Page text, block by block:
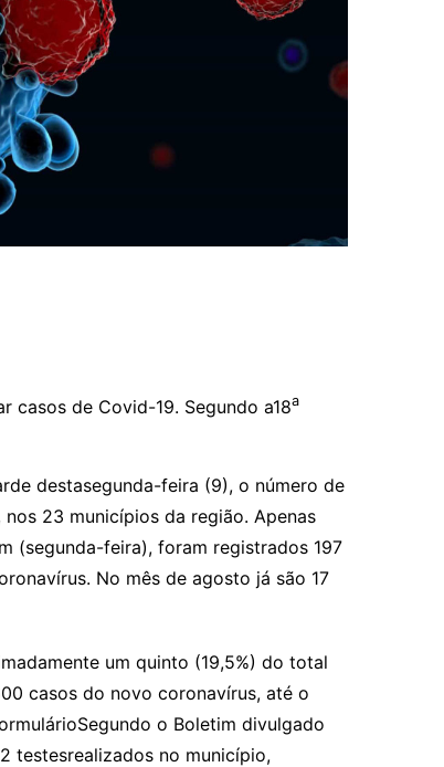
casos de Covid-19. Segundo a18a
destasegunda-feira (9), o número de
23 municípios da região. Apenas
(segunda-feira), foram registrados 197
No mês de agosto já são 17
um quinto (19,5%) do total
casos do novo coronavírus, até o
o Boletim divulgado
testesrealizados no município,